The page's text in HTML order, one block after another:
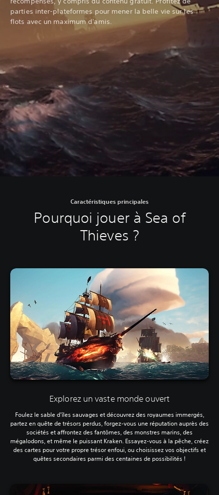
parties inter-plateformes pour mener la belle vie sur les
flots avec un maximum d'amis.
Caractéristiques principales
Pourquoi jouer à Sea of
Thieves ?
Explorez un vaste monde ouvert
Foulez le sable d'îles sauvages et découvrez des royaumes immergés,
partez en quête de trésors perdus, forgez-vous une réputation auprès des
sociétés et affrontez des fantômes, des monstres marins, des
mégalodons, et même le puissant Kraken. Essayez-vous à la pêche, créez
des cartes pour votre propre trésor enfoui, ou choisissez vos objectifs et
quêtes secondaires parmi des centaines de possibilités !